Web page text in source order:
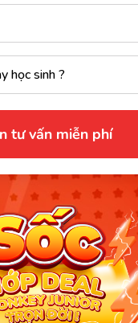
tư vấn miễn phí
mẹ. (Ảnh: Sưu tầm
tuổi và áp
là chìa khóa giúp
chặt với con và
vọng những